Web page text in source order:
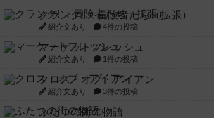
クランク! ：冒険者たち（拡張）
紹介文あり 4件の投稿
マーケットフレッシュ
紹介文あり 1件の投稿
クロス・オブ・アイアン
紹介文あり 3件の投稿
ふたつの街の物語